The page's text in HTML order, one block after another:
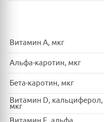
Витамин A, мкг
Альфа-каротин, мкг
Бета-каротин, мкг
Витамин D, кальциферол,
мкг